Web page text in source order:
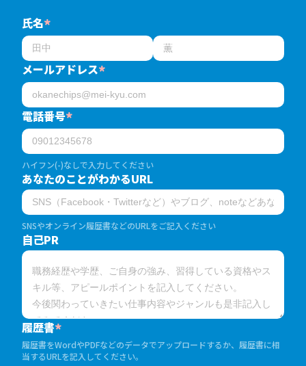
氏名*
メールアドレス*
電話番号*
ハイフン(-)なしで入力してください
あなたのことがわかるURL
SNSやオンライン履歴書などのURLをご記入ください
自己PR
履歴書*
履歴書をWordやPDFなどのデータでアップロードするか、履歴書に相
当するURLを記入してください。